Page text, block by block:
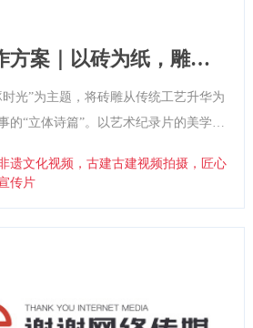
方案｜以砖为纸，雕琢
光”为主题，将砖雕从传统工艺升华为
的“立体诗篇”。以艺术纪录片的美学格
空间价值的整体呈现。
遗文化视频，古建古建视频拍摄，匠心
传片